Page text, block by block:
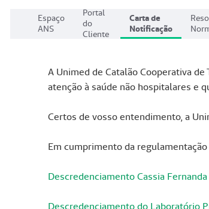
Espaço
ANS
Portal
do
Cliente
Carta de
Notificação
A Unimed de Catalão Cooperativa
atenção à saúde não hospitalares e
Certos de vosso entendimento, a
Em cumprimento da
Descredenciamento Cassia
Descredenciamento do Laboratório